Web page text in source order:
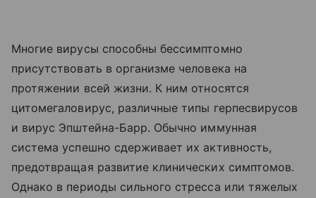
Многие вирусы способны бессимптомно
присутствовать в организме человека на
протяжении всей жизни. К ним относятся
цитомегаловирус, различные типы герпесвирусов
и вирус Эпштейна-Барр. Обычно иммунная
система успешно сдерживает их активность,
предотвращая развитие клинических симптомов.
Однако в периоды сильного стресса или тяжелых